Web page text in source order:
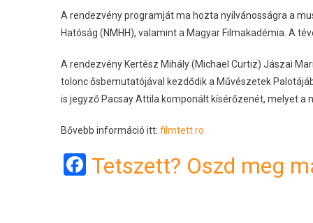
A rendezvény programját ma hozta nyilvánosságra a
Hatóság (NMHH), valamint a Magyar Filmakadémia. A
A rendezvény Kertész Mihály (Michael Curtiz) Jászai
tolonc ősbemutatójával kezdődik a Művészetek
is jegyző Pacsay Attila komponált kísérőzenét, melyet a
Bővebb információ itt: filmtett.ro
Facebook
Tetszett? Oszd meg